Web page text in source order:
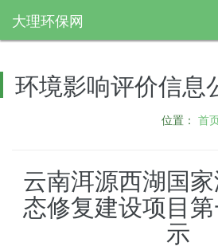
大理环保网
环境影响评价信息
位置： 首
云南洱源西湖国
态修复建设项目
示